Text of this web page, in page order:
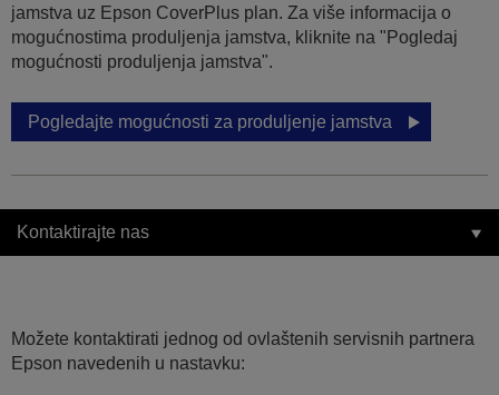
jamstva uz Epson CoverPlus plan. Za više informacija o
mogućnostima produljenja jamstva, kliknite na "Pogledaj
mogućnosti produljenja jamstva".
Pogledajte mogućnosti za produljenje jamstva
Kontaktirajte nas
Možete kontaktirati jednog od ovlaštenih servisnih partnera
Epson navedenih u nastavku: